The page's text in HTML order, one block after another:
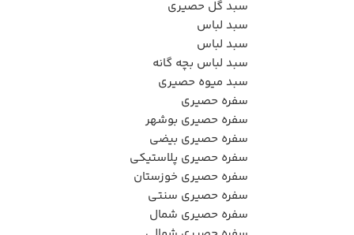
سبد گل حصیری
سبد لباس
سبد لباس
سبد لباس بچه گانه
سبد میوه حصیری
سفره حصیری
سفره حصیری بوشهر
سفره حصیری بیضی
سفره حصیری پلاستیکی
سفره حصیری خوزستان
سفره حصیری سنتی
سفره حصیری شمال